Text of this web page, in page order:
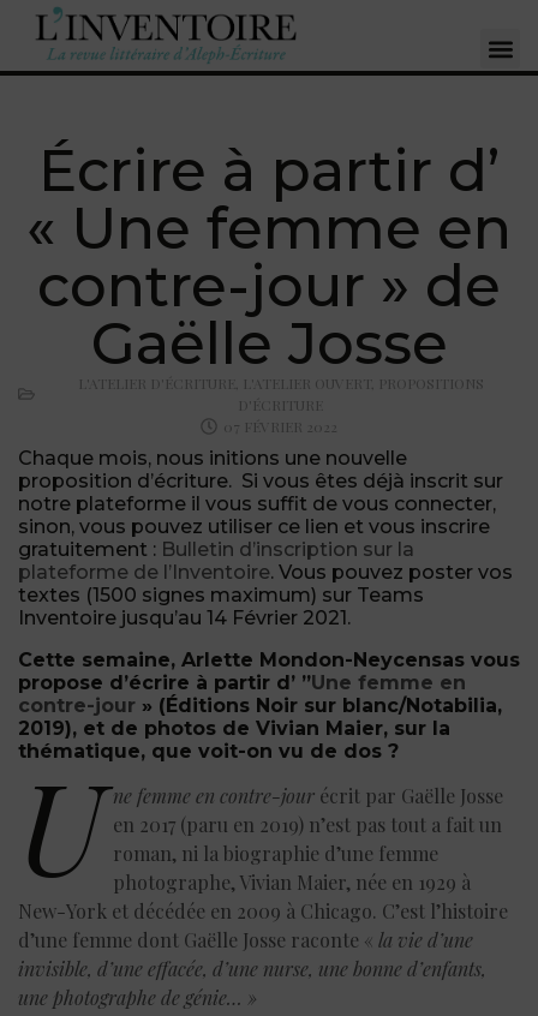
Écrire à partir d’
« Une femme en
contre-jour » de
Gaëlle Josse
L'ATELIER D'ÉCRITURE L'ATELIER OUVERT
PROPOSITIONS
D'ÉCRITURE
07 FÉVRIER 2022
Chaque mois, nous initions une nouvelle
proposition d’écriture. Si vous êtes déjà inscrit sur
notre plateforme il vous suffit de vous connecter,
sinon, vous pouvez utiliser ce lien et vous inscrire
gratuitement : Bulletin d’inscription sur la
plateforme de l’Inventoire. Vous pouvez poster vos
textes (1500 signes maximum) sur Teams
Inventoire jusqu’au 14 Février 2021.
Cette semaine, Arlette Mondon-Neycensas vous
propose d’écrire à partir d’ ”Une femme en
contre-jour » (Éditions Noir sur blanc/Notabilia,
2019), et de photos de Vivian Maier, sur la
thématique, que voit-on vu de dos ?
U ne femme en contre-jour écrit par Gaëlle Josse
en 2017 (paru en 2019) n’est pas tout a fait un
roman, ni la biographie d’une femme
photographe, Vivian Maier, née en 1929 à
New-York et décédée en 2009 à Chicago. C’est l’histoire
d’une femme dont Gaëlle Josse raconte « la vie d’une
invisible, d’une effacée, d’une nurse, une bonne d’enfants,
une photographe de génie… »